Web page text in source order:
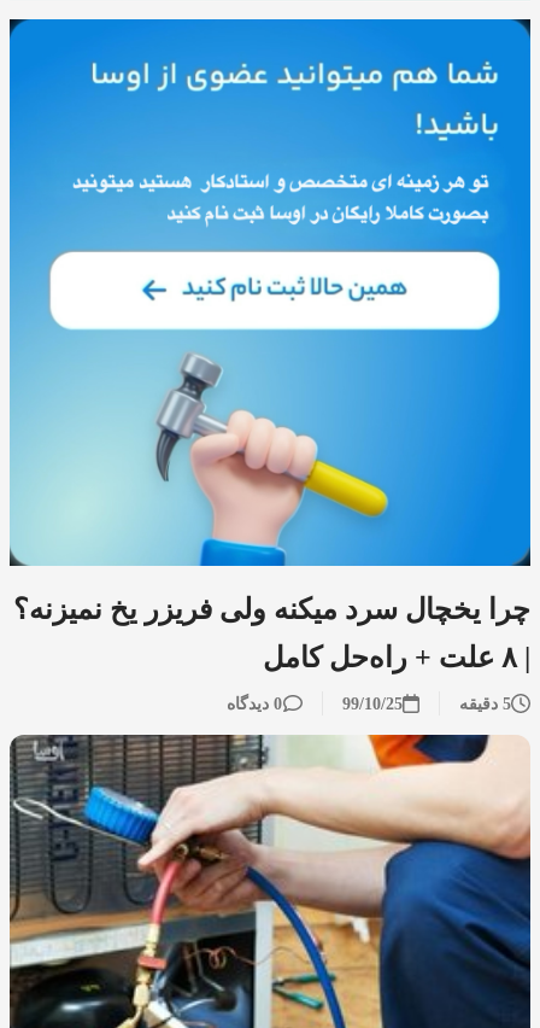
چرا یخچال سرد میکنه ولی فریزر یخ نمیزنه؟
| ۸ علت + راه‌حل کامل
5 دقیقه 99/10/25 0 دیدگاه